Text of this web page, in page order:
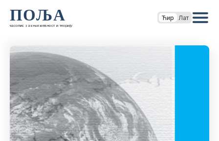
ПОЉА
часопис за књижевност и теорију
Ћир Лат